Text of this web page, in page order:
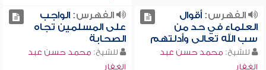
الفهرس:أقوال
العلماء في حد من
سب الله تعالى وأدلتهم
للشيخ: محمد حسن عبد
الغفار
الفهرس:الواجب
على المسلمين تجاه
الصحابة
للشيخ: محمد حسن عبد
الغفار